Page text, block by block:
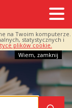
na Twoim komputerze.
statystycznych i
plików cookie.
Wiem, zamknij